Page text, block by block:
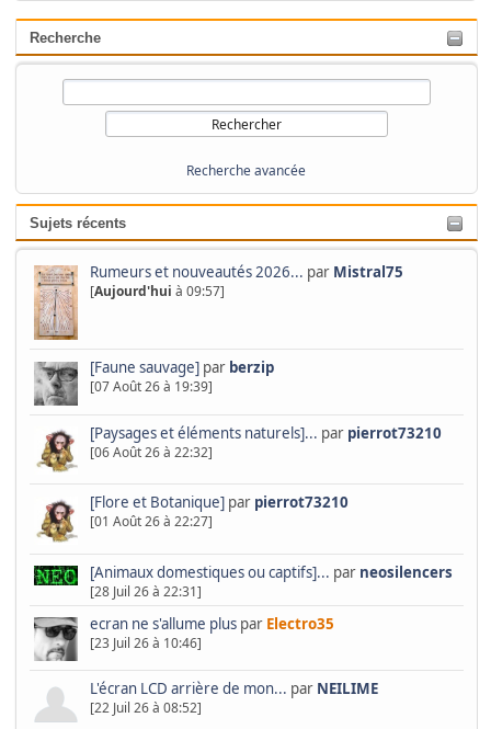
Recherche
Recherche avancée
Sujets récents
Rumeurs et nouveautés 2026... par Mistral75
[Aujourd'hui à 09:57]
[Faune sauvage] par berzip
[07 Août 26 à 19:39]
[Paysages et éléments naturels]... par pierrot73210
[06 Août 26 à 22:32]
[Flore et Botanique]par pierrot73210
[01 Août 26 à 22:27]
[Animaux domestiques ou captifs]... par neosilencers
[28 Juil 26 à 22:31]
ecran ne s'allume pluspar Electro35
[23 Juil 26 à 10:46]
L'écran LCD arrière de mon... par NEILIME
[22 Juil 26 à 08:52]